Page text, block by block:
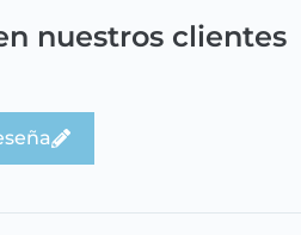
nuestros clientes